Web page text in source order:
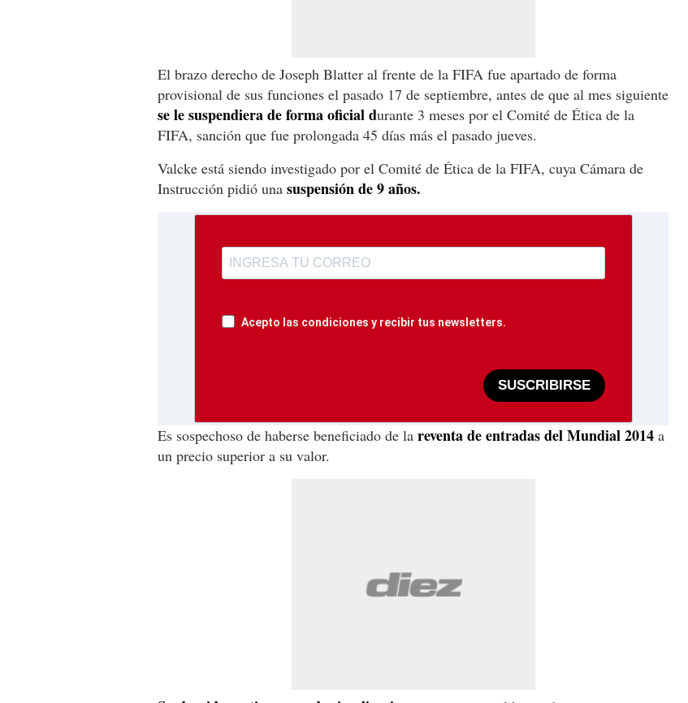
El brazo derecho de Joseph Blatter al frente de la FIFA fue apartado de forma
provisional de sus funciones el pasado 17 de septiembre, antes de que al mes siguiente
se le suspendiera de forma oficial durante 3 meses por el Comité de Ética de la
FIFA, sanción que fue prolongada 45 días más el pasado jueves.
Valcke está siendo investigado por el Comité de Ética de la FIFA, cuya Cámara de
Instrucción pidió una suspensión de 9 años.
Acepto las condiciones y recibir tus newsletters.
SUSCRIBIRSE
Es sospechoso de haberse beneficiado de la reventa de entradas del Mundial 2014 a
un precio superior a su valor.